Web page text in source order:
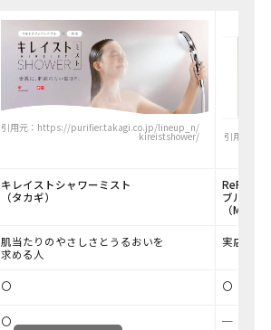
引用元：https://purifier.takagi.co.jp/lineup_n/
kireistshower/ 引用元：
キレイストシャワーミスト
（タカギ）
ReFa
ブル U
（MTG）
肌当たりのやさしさとうるおいを
求める人
実店舗で
〇 〇
〇
─